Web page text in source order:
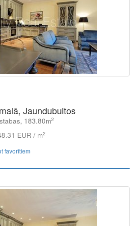
Jaundubultos
183.80m2
EUR / m2
favorītiem